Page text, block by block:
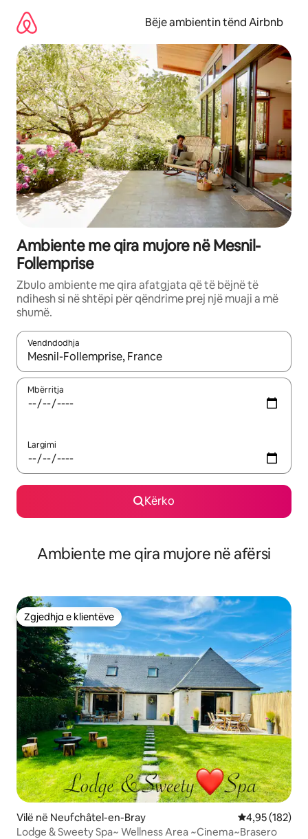
përmbajtja
Bëje ambientin tënd Airbnb
Ambiente me qira mujore në Mesnil-
Follemprise
Zbulo ambiente me qira afatgjata që të bëjnë të
ndihesh si në shtëpi për qëndrime prej një muaji a më
shumë.
Vendndodhja
Kur rezultatet të jenë të disponueshme, lëviz me butonat e
Mbërritja
Largimi
Kërko
Ambiente me qira mujore në afërsi
Zgjedhja e klientëve
Zgjedhja e klientëve
Vilë në Neufchâtel-en-Bray Vlerësimi
4,95 (182)
Lodge & Sweety Spa~ Wellness Area ~Cinema~Brasero